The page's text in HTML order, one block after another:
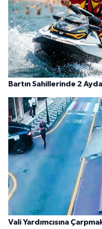
Bartın Sahillerinde 2
Vali Yardımcısına